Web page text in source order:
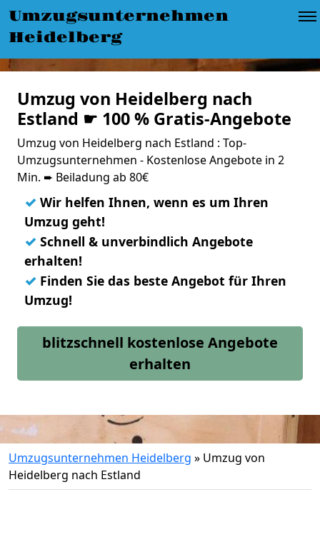
Umzugsunternehmen
Heidelberg
Umzug von Heidelberg nach
Estland ☛ 100 % Gratis-Angebote
Umzug von Heidelberg nach Estland : Top-
Umzugsunternehmen - Kostenlose Angebote in 2
Min. ➨ Beiladung ab 80€
✓ Wir helfen Ihnen, wenn es um Ihren
Umzug geht!
✓ Schnell & unverbindlich Angebote
erhalten!
✓ Finden Sie das beste Angebot für Ihren
Umzug!
blitzschnell kostenlose Angebote
erhalten
Umzugsunternehmen Heidelberg » Umzug von
Heidelberg nach Estland